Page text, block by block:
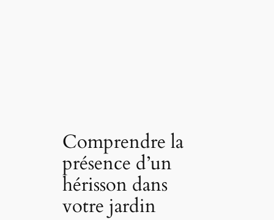
Comprendre la
présence d’un
hérisson dans
votre jardin